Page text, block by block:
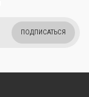
ПОДПИСАТЬСЯ